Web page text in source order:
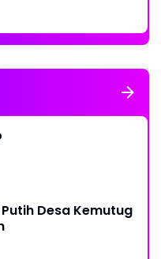
Desa Kemutug